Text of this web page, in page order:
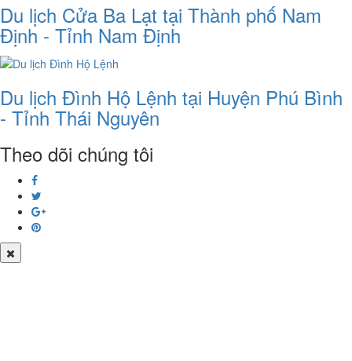
Du lịch Cửa Ba Lạt tại Thành phố Nam
Định - Tỉnh Nam Định
Du lịch Đình Hộ Lệnh tại Huyện Phú Bình
- Tỉnh Thái Nguyên
Theo dõi chúng tôi